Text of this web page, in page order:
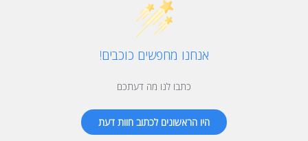
אנחנו מחפשים כוכבים!
כתבו לנו מה דעתכם
היו הראשונים לכתוב חוות דעת